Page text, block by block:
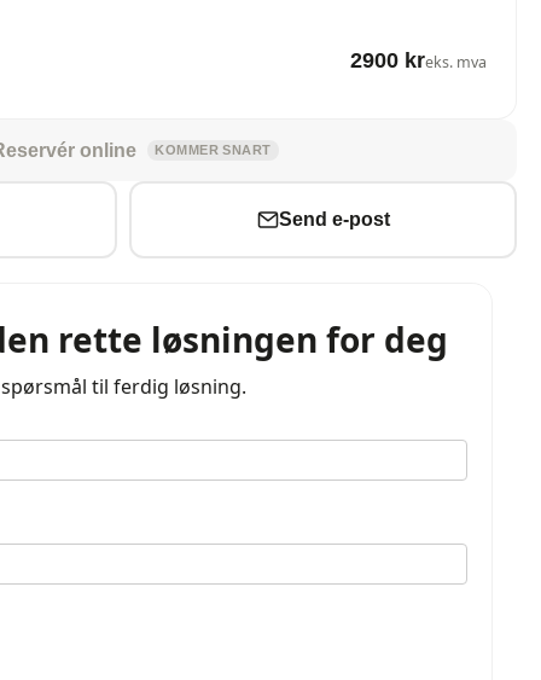
2900 kreks. mva
online KOMMER SNART
Send e-post
rette løsningen for deg
til ferdig løsning.